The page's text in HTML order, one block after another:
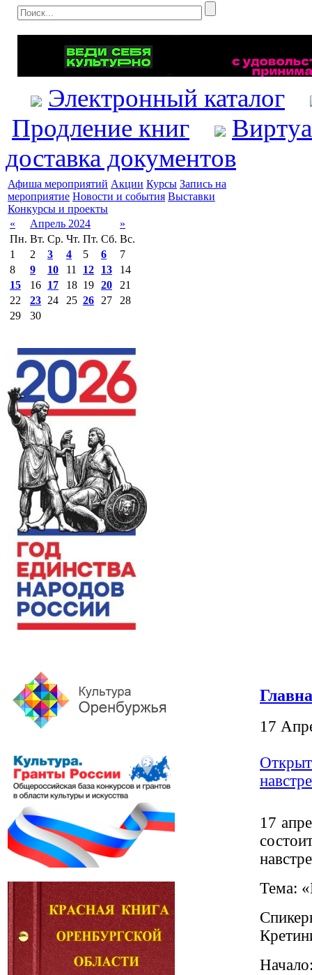
Электронный каталог
Продление книг
доставка документов
Афиша мероприятий Акции Курсы Запись на
мероприятие Новости и события Выставки
Конкурсы и проекты
«
Апрель 2024
»
Пн. Вт. Ср. Чт. Пт. Сб. Вс.
1
2 3 4 5 6
7
8
9 10 11 12 13
14
15
16 17 18 19 20
21
22
23 24 25 26 27
28
29
30
17
17
Тема: